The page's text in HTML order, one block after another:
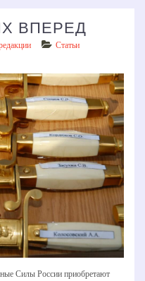
ВПЕРЕД
Статьи
Силы России приобретают